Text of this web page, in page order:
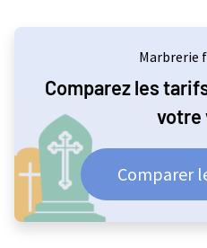
Marbrerie
Comparez les
votre
Comparer